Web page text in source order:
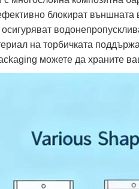
блокират
на торбичката
можете да храните